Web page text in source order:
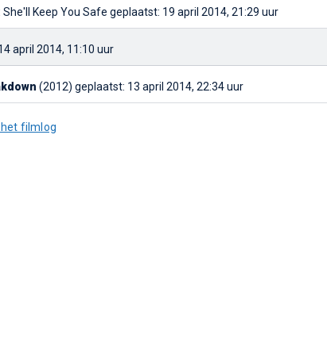
Keep You Safe geplaatst: 19 april 2014, 21:29 uur
april 2014, 11:10 uur
(2012) geplaatst: 13 april 2014, 22:34 uur
filmlog